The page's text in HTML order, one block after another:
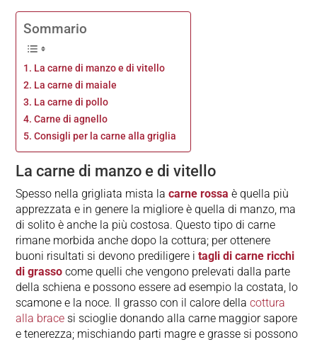
Sommario
La carne di manzo e di vitello
La carne di maiale
La carne di pollo
Carne di agnello
Consigli per la carne alla griglia
La carne di manzo e di vitello
Spesso nella grigliata mista lacarne rossa è quella più
apprezzata e in genere la migliore è quella di manzo, ma
di solito è anche la più costosa. Questo tipo di carne
rimane morbida anche dopo la cottura; per ottenere
buoni risultati si devono prediligere itagli di carne ricchi
di grasso come quelli che vengono prelevati dalla parte
della schiena e possono essere ad esempio la costata, lo
scamone e la noce. Il grasso con il calore dellacottura
alla brace si scioglie donando alla carne maggior sapore
e tenerezza; mischiando parti magre e grasse si possono